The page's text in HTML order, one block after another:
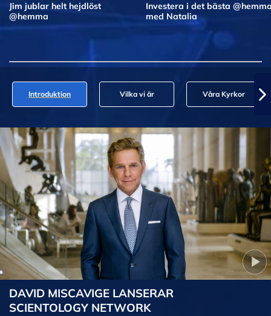
Jim jublar helt hejdlöst
@hemma
Investera i det bästa
med Natalia
Introduktion Vilka vi är Våra Kyrkor
DAVID MISCAVIGE LANSERAR
SCIENTOLOGY NETWORK